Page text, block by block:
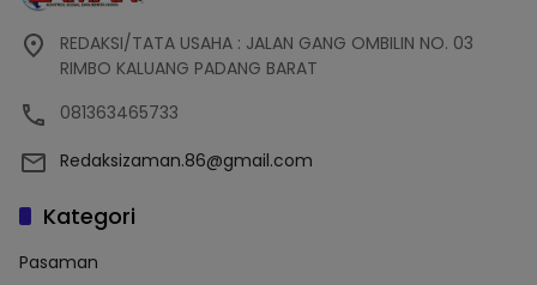
REDAKSI/TATA USAHA : JALAN GANG OMBILIN NO. 03
RIMBO KALUANG PADANG BARAT
081363465733
Redaksizaman.86@gmail.com
Kategori
Pasaman